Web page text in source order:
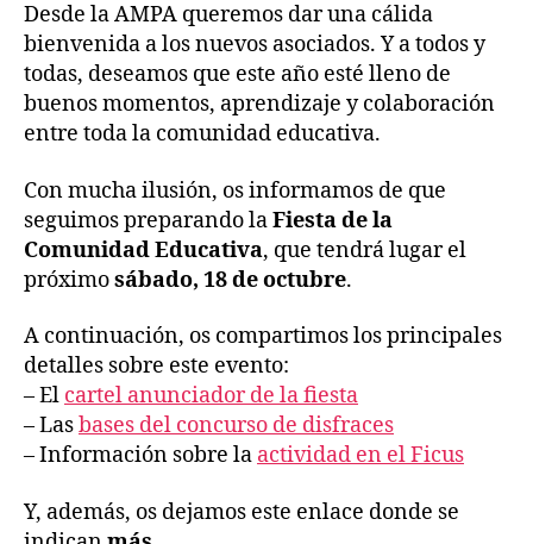
Desde la AMPA queremos dar una cálida
bienvenida a los nuevos asociados. Y a todos y
todas, deseamos que este año esté lleno de
buenos momentos, aprendizaje y colaboración
entre toda la comunidad educativa.
Con mucha ilusión, os informamos de que
seguimos preparando laFiesta de la
Comunidad Educativa, que tendrá lugar el
próximosábado, 18 de octubre.
A continuación, os compartimos los principales
detalles sobre este evento:
– El cartel anunciador de lafesta
– Lasbases del concurso de disfraces
– Información sobre la actividad en el Ficus
Y, además, os dejamos este enlace donde se